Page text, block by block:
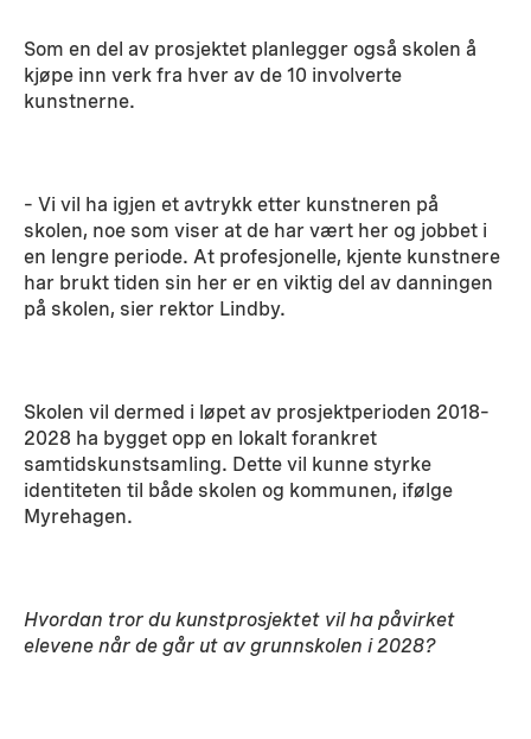
Som en del av prosjektet planlegger også skolen å
kjøpe inn verk fra hver av de 10 involverte
kunstnerne.
– Vi vil ha igjen et avtrykk etter kunstneren på
skolen, noe som viser at de har vært her og jobbet i
en lengre periode. At profesjonelle, kjente kunstnere
har brukt tiden sin her er en viktig del av danningen
på skolen, sier rektor Lindby.
Skolen vil dermed i løpet av prosjektperioden 2018–
2028 ha bygget opp en lokalt forankret
samtidskunstsamling. Dette vil kunne styrke
identiteten til både skolen og kommunen, ifølge
Myrehagen.
Hvordan tror du kunstprosjektet vil ha påvirket
elevene når de går ut av grunnskolen i 2028?